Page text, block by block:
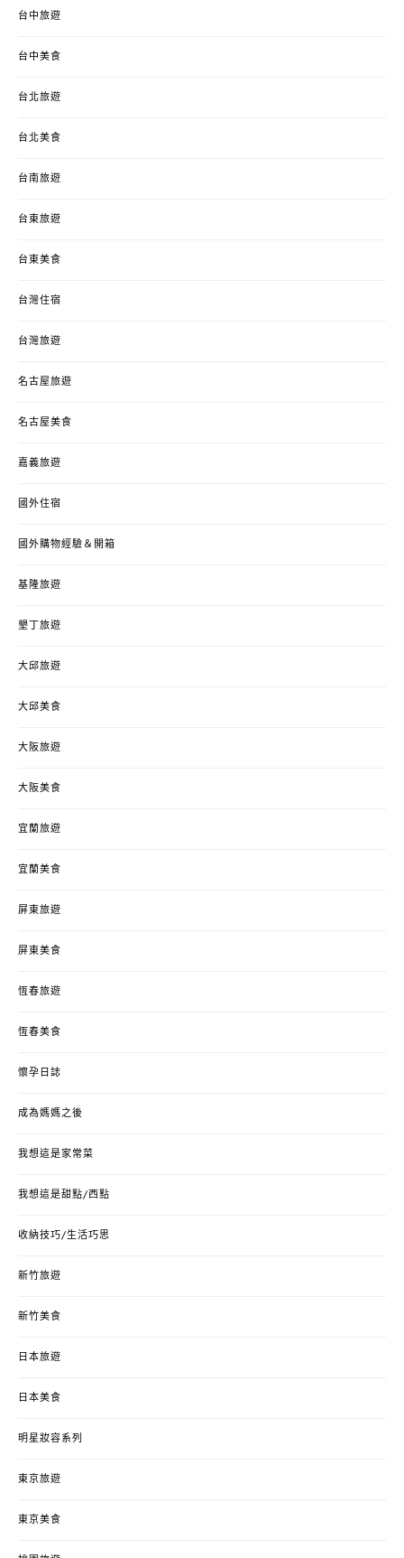
台中旅遊
台中美食
台北旅遊
台北美食
台南旅遊
台東旅遊
台東美食
台灣住宿
台灣旅遊
名古屋旅遊
名古屋美食
嘉義旅遊
國外住宿
國外購物經驗＆開箱
基隆旅遊
墾丁旅遊
大邱旅遊
大邱美食
大阪旅遊
大阪美食
宜蘭旅遊
宜蘭美食
屏東旅遊
屏東美食
恆春旅遊
恆春美食
懷孕日誌
成為媽媽之後
我想這是家常菜
我想這是甜點/西點
收納技巧/生活巧思
新竹旅遊
新竹美食
日本旅遊
日本美食
明星妝容系列
東京旅遊
東京美食